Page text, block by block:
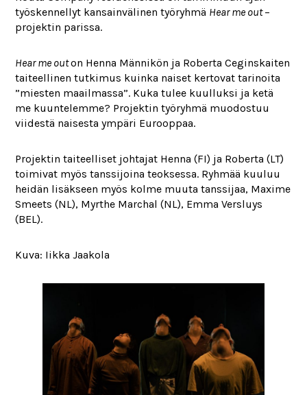
työskennellyt kansainvälinen työryhmä Hear me out–
projektin parissa.
Hear me outon Henna Männikön ja Roberta Ceginskaiten
taiteellinen tutkimus kuinka naiset kertovat tarinoita
”miesten maailmassa”. Kuka tulee kuulluksi ja ketä
me kuuntelemme? Projektin työryhmä muodostuu
viidestä naisesta ympäri Eurooppaa.
Projektin taiteelliset johtajat Henna (FI) ja Roberta (LT)
toimivat myös tanssijoina teoksessa. Ryhmää kuuluu
heidän lisäkseen myös kolme muuta tanssijaa, Maxime
Smeets (NL), Myrthe Marchal (NL), Emma Versluys
(BEL).
Kuva: Iikka Jaakola